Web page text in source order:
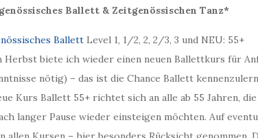
Ballett & Zeitgenössischen Tanz*
Ballett Level 1, 1/2, 2, 2/3, 3 und NEU: 55+
Herbst biete ich wieder einen neuen Ballettkurs für
nötig) – das ist die Chance Ballett
Kurs Ballett 55+ richtet sich an alle ab 55 Jahren,
langer Pause wieder einsteigen möchten. Auf